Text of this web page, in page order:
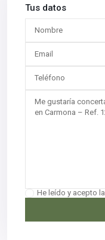
Tus datos
He leído y acepto la